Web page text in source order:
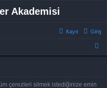
Akademisi
Giriş
Kayıt
çerezleri silmek istediğinize emin